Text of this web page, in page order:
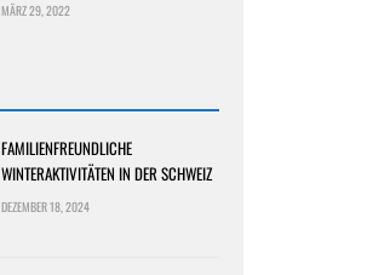
MÄRZ 29, 2022
FAMILIENFREUNDLICHE
WINTERAKTIVITÄTEN IN DER SCHWEIZ
DEZEMBER 18, 2024